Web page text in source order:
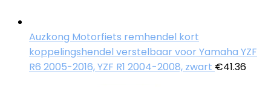
Auzkong Motorfiets remhendel kort
koppelingshendel verstelbaar voor Yamaha YZF
R6 2005-2016, YZF R1 2004-2008, zwart €41.36